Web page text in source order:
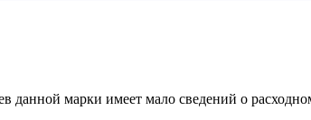
данной марки имеет мало сведений о